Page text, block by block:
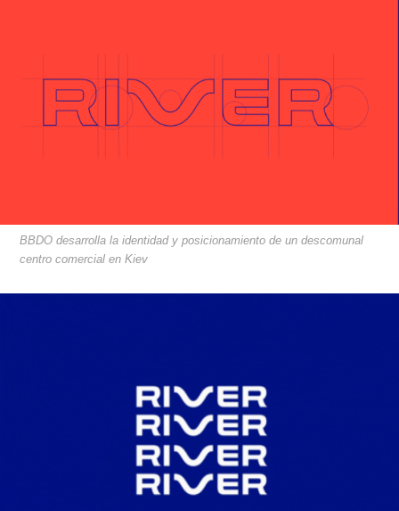
BBDO desarrolla la identidad y posicionamiento de un descomunal
centro comercial en Kiev